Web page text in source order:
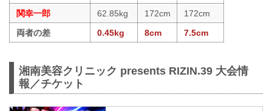
関幸一郎
62.85kg 172cm
172cm
両者の差
0.45kg 8cm 7.5cm
湘南美容クリニック presents RIZIN.39 大会情
報／チケット